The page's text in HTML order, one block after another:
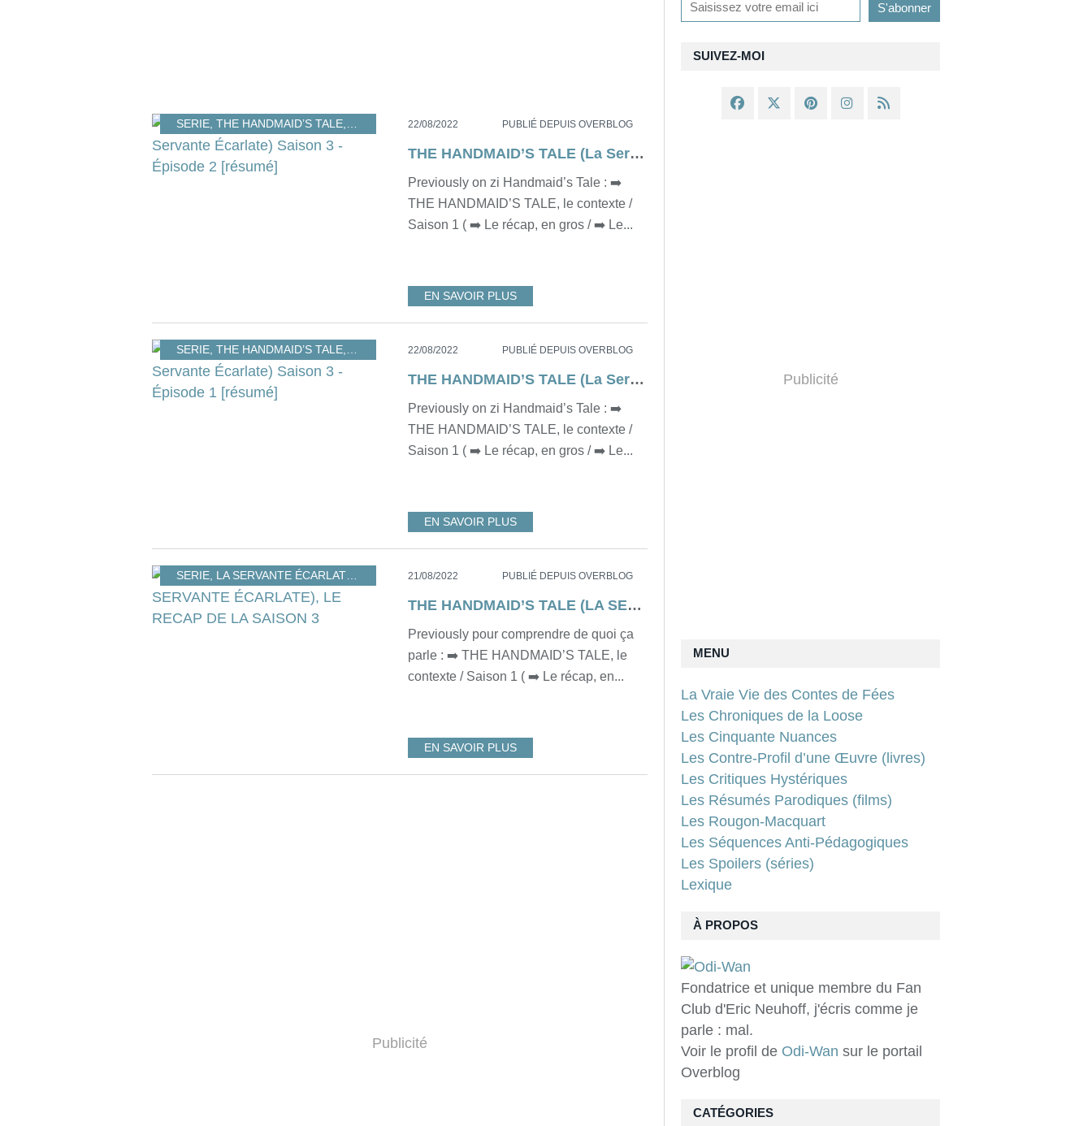
SERIE, THE HANDMAID’S TALE, THE HANDMAID’S TALE SAISON 3, DYSTOPIE,RESUME
22/08/2022 PUBLIÉ DEPUIS OVERBLOG
THE HANDMAID’S TALE (La Servante Écarlate) Saison 3 - Épisode 2 [résumé]
Previously on zi Handmaid’s Tale : ➡️
THE HANDMAID’S TALE, le contexte /
Saison 1 ( ➡️ Le récap, en gros / ➡️ Le...
EN SAVOIR PLUS
SERIE, THE HANDMAID’S TALE, THE HANDMAID’S TALE SAISON 3, RESUME,DYSTOPIE
22/08/2022 PUBLIÉ DEPUIS OVERBLOG
THE HANDMAID’S TALE (La Servante Écarlate) Saison 3 - Épisode 1 [résumé]
Previously on zi Handmaid’s Tale : ➡️
THE HANDMAID’S TALE, le contexte /
Saison 1 ( ➡️ Le récap, en gros / ➡️ Le...
EN SAVOIR PLUS
SERIE, LA SERVANTE ÉCARLATE , THE HANDMAID’S TALE THE HANDMAID’S TALE SAISON 3
21/08/2022 PUBLIÉ DEPUIS OVERBLOG
THE HANDMAID’S TALE (LA SERVANTE ÉCARLATE), LE RECAP DE LA SAISON 3
Previously pour comprendre de quoi ça
parle : ➡️ THE HANDMAID’S TALE, le
contexte / Saison 1 ( ➡️ Le récap, en...
EN SAVOIR PLUS
Publicité
SUIVEZ-MOI
À PROPOS
Fondatrice et unique membre du Fan
Club d'Eric Neuhoff, j'écris comme je
parle : mal.
Voir le profil de Odi-Wan sur le portail
Overblog
Publicité
MENU
La Vraie Vie des Contes de Fées
Les Chroniques de la Loose
Les Cinquante Nuances
Les Contre-Profil d’une Œuvre (livres)
Les Critiques Hystériques
Les Résumés Parodiques (films)
Les Rougon-Macquart
Les Séquences Anti-Pédagogiques
Les Spoilers (séries)
Lexique
CATÉGORIES